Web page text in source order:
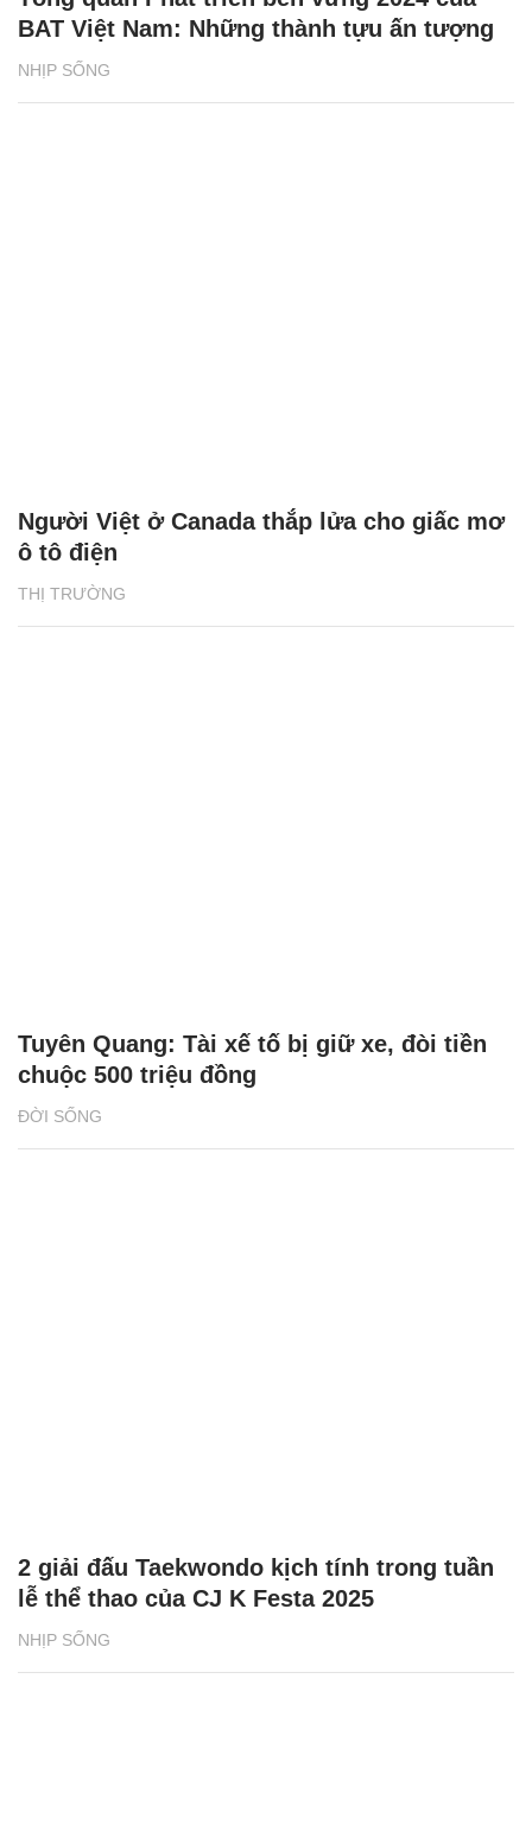
NHỊP SỐNG
BAT Việt Nam: Những thành tựu ấn tượng
THỊ TRƯỜNG
Người Việt ở Canada thắp lửa cho giấc mơ
ô tô điện
ĐỜI SỐNG
Tuyên Quang: Tài xế tố bị giữ xe, đòi tiền
chuộc 500 triệu đồng
NHỊP SỐNG
2 giải đấu Taekwondo kịch tính trong tuần
lễ thể thao của CJ K Festa 2025